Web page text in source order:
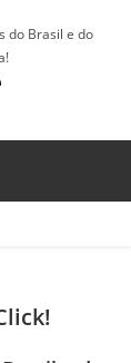
do Brasil e do